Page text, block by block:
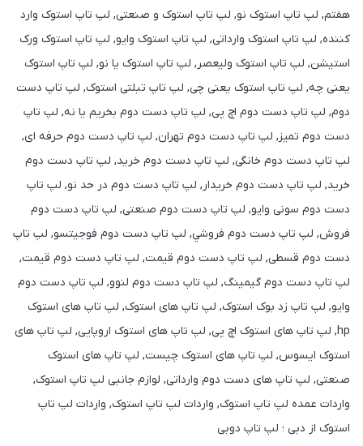
هفتم, لپ تاپ استوک نو, لپ تاپ استوک و صنعتی, لپ تاپ استوک وارد
کننده, لپ تاپ استوک وارداتی, لپ تاپ استوک وایو, لپ تاپ استوک ورک
استیشن, لپ تاپ استوک ولیعصر, لپ تاپ استوک یا نو, لپ تاپ استوک
یعنی چه, لپ تاپ استوک یعنی چی, لپ تاپ تبلتی استوک, لپ تاپ دست
دوم, لپ تاپ دست دوم اچ پی, لپ تاپ دست دوم بخریم یا نه, لپ تاپ
دست دوم تمیز, لپ تاپ دست دوم تهران, لپ تاپ دست دوم حرفه ای,
لپ تاپ دست دوم خانگی, لپ تاپ دست دوم خريد, لپ تاپ دست دوم
خرید, لپ تاپ دست دوم خریدار, لپ تاپ دست دوم در حد نو, لپ تاپ
دست دوم سونی وایو, لپ تاپ دست دوم صنعتی, لپ تاپ دست دوم
فروش, لپ تاپ دست دوم فروشي, لپ تاپ دست دوم فوجیتسو, لپ تاپ
دست دوم قسطی, لپ تاپ دست دوم قيمت, لپ تاپ دست دوم قیمت,
لپ تاپ دست دوم گیمینگ, لپ تاپ دست دوم لنوو, لپ تاپ دست دوم
وایو, لپ تاپ زد بوک استوک, لپ تاپ های استوک, لپ تاپ های استوک
hp, لپ تاپ های استوک اچ پی, لپ تاپ های استوک اروپایی, لپ تاپ های
استوک ایسوس, لپ تاپ های استوک چیست, لپ تاپ های استوک
صنعتی, لپ تاپ های دست دوم وارداتی, لوازم جانبی لپ تاپ استوک,
واردات عمده لپ تاپ استوک, واردات لپ تاپ استوک, واردات لپ تاپ
استوک از دبی ؛ لپ تاپ دوبی